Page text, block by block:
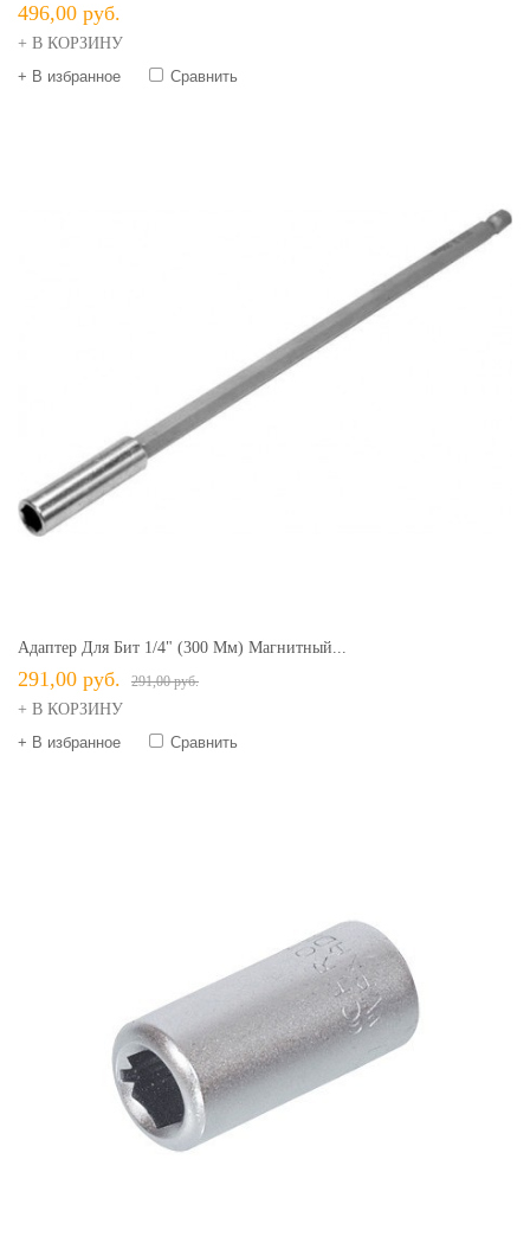
496,00 руб.
+ В КОРЗИНУ
+ В избранное
Сравнить
Адаптер Для Бит 1/4" (300 Мм) Магнитный...
291,00 руб. 291,00 руб.
+ В КОРЗИНУ
+ В избранное
Сравнить